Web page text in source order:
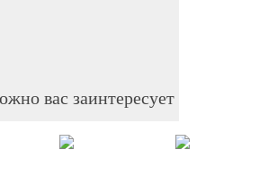
вас заинтересует